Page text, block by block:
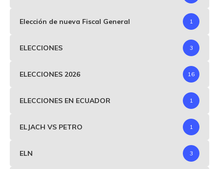
Elección de nueva Fiscal General 1
ELECCIONES 3
ELECCIONES 2026 16
ELECCIONES EN ECUADOR 1
ELJACH VS PETRO 1
ELN 3